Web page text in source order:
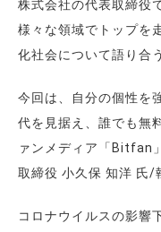
株式会社の代表取締役
様々な領域でトップを
化社会について語り合
今回は、自分の個性を
代を見据え、誰でも無
ァンメディア「Bitfan
取締役 小久保 知洋 氏/
コロナウイルスの影響